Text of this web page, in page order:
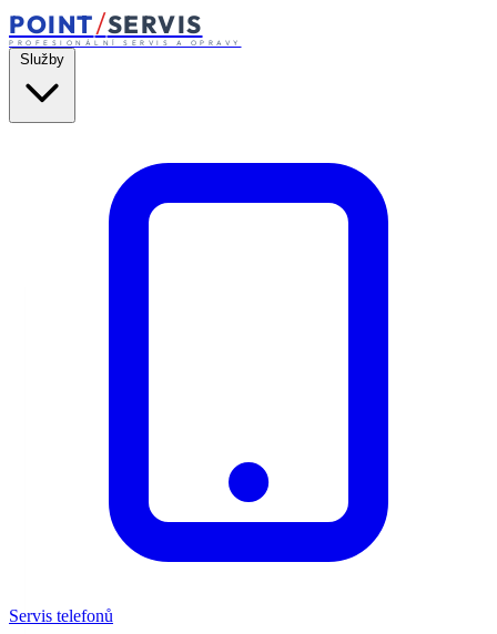
POINT/SERVIS
PROFESIONÁLNÍ SERVIS A OPRAVY
Služby
Servis telefonů